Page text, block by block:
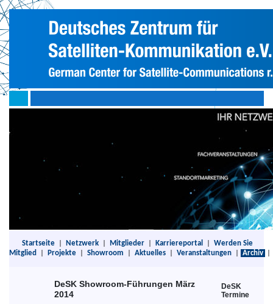
Startseite Netzwerk Mitglieder Karriereportal
Werden Sie
Mitglied
Projekte Showroom Aktuelles Veranstaltungen Archiv
DeSK Showroom-Führungen März
2014
DeSK
Termine